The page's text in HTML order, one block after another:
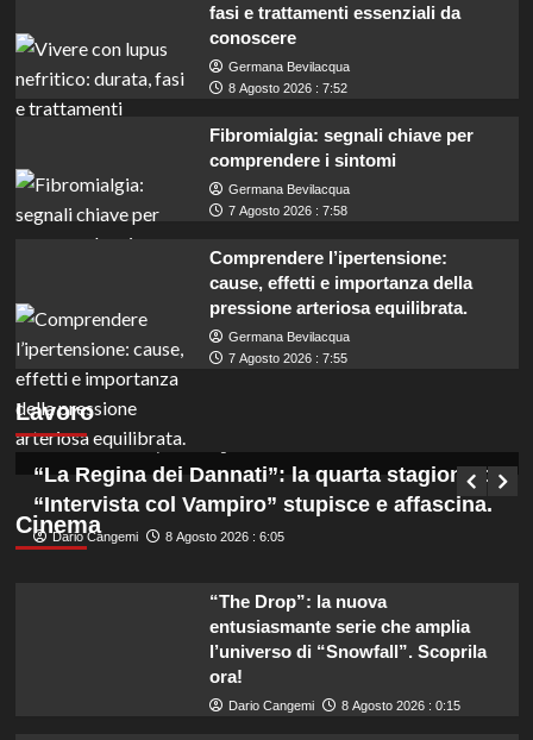
fasi e trattamenti essenziali da
conoscere
Germana Bevilacqua
8 Agosto 2026 : 7:52
Fibromialgia: segnali chiave per
comprendere i sintomi
Germana Bevilacqua
7 Agosto 2026 : 7:58
Comprendere l’ipertensione:
cause, effetti e importanza della
pressione arteriosa equilibrata.
Germana Bevilacqua
7 Agosto 2026 : 7:55
Lavoro
Marche: opportunità di lavoro per coadiutori
amministrativi con licenza media disponibile
subito!
Germana Bevilacqua
Cinema
“La Regina dei Dannati”: la quarta stagione di
“Intervista col Vampiro” stupisce e affascina.
Dario Cangemi 8 Agosto 2026 : 6:05
“The Drop”: la nuova
entusiasmante serie che amplia
l’universo di “Snowfall”. Scoprila
ora!
Dario Cangemi 8 Agosto 2026 : 0:15